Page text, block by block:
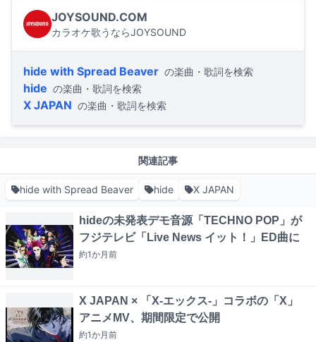
JOYSOUND.COM
カラオケ歌うならJOYSOUND
hide with Spread Beaver の楽曲・歌詞を検索
hide の楽曲・歌詞を検索
X JAPAN の楽曲・歌詞を検索
関連記事
hide with Spread Beaver hide X JAPAN
hideの未発表デモ音源「TECHNO POP」が
フジテレビ「Live News イット！」ED曲に
約1か月前
X JAPAN × 「X-エックス-」コラボの「X」
アニメMV、期間限定で公開
約1か月前